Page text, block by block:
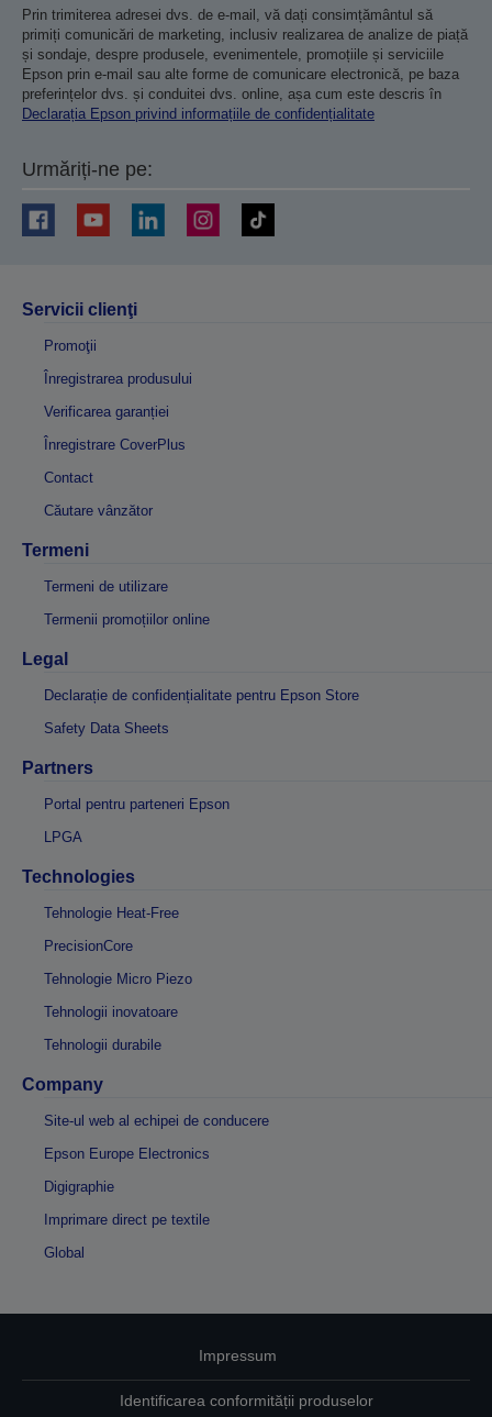
Prin trimiterea adresei dvs. de e-mail, vă dați consimțământul să
primiți comunicări de marketing, inclusiv realizarea de analize de piață
și sondaje, despre produsele, evenimentele, promoțiile și serviciile
Epson prin e-mail sau alte forme de comunicare electronică, pe baza
preferințelor dvs. și conduitei dvs. online, așa cum este descris în
Declarația Epson privind informațiile de confidențialitate
Urmăriți-ne pe:
Servicii clienţi
Promoţii
Înregistrarea produsului
Verificarea garanției
Înregistrare CoverPlus
Contact
Căutare vânzător
Termeni
Termeni de utilizare
Termenii promoțiilor online
Legal
Declarație de confidențialitate pentru Epson Store
Safety Data Sheets
Partners
Portal pentru parteneri Epson
LPGA
Technologies
Tehnologie Heat-Free
PrecisionCore
Tehnologie Micro Piezo
Tehnologii inovatoare
Tehnologii durabile
Company
Site-ul web al echipei de conducere
Epson Europe Electronics
Digigraphie
Imprimare direct pe textile
Global
Impressum
Identificarea conformității produselor